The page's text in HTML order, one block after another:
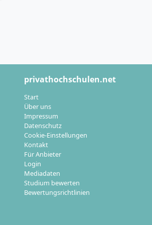
privathochschulen.net
Start
Über uns
Impressum
Datenschutz
Cookie-Einstellungen
Kontakt
Für Anbieter
Login
Mediadaten
Studium bewerten
Bewertungsrichtlinien